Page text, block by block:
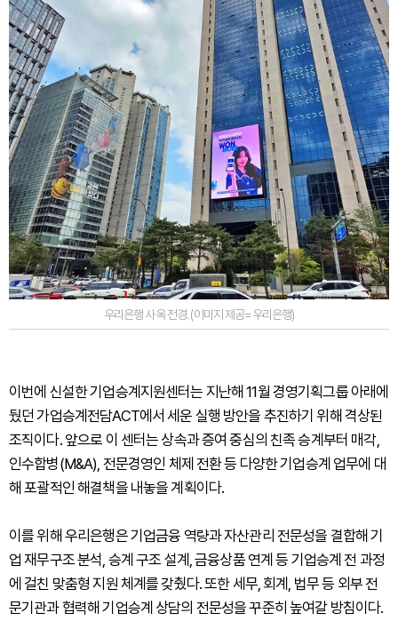
우리은행 사옥 전경. (이미지 제공=우리은행)
이번에 신설한 기업승계지원센터는 지난해 11월 경영기획그룹 아래에
뒀던 가업승계전담ACT에서 세운 실행 방안을 추진하기 위해 격상된
조직이다. 앞으로 이 센터는 상속과 증여 중심의 친족 승계부터 매각,
인수합병(M&A), 전문경영인 체제 전환 등 다양한 기업승계 업무에 대
해 포괄적인 해결책을 내놓을 계획이다.
이를 위해 우리은행은 기업금융 역량과 자산관리 전문성을 결합해 기
업 재무구조 분석, 승계 구조 설계, 금융상품 연계 등 기업승계 전 과정
에 걸친 맞춤형 지원 체계를 갖췄다. 또한 세무, 회계, 법무 등 외부 전
문기관과 협력해 기업승계 상담의 전문성을 꾸준히 높여갈 방침이다.